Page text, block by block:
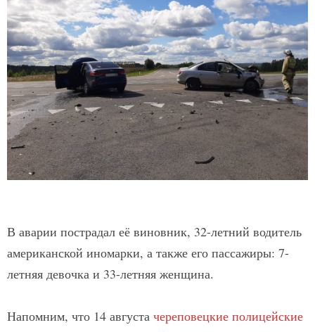
В аварии пострадал её виновник, 32-летний водитель
американской иномарки, а также его пассажиры: 7-
летняя девочка и 33-летняя женщина.
Напомним, что 14 августа череповецкие полицейские